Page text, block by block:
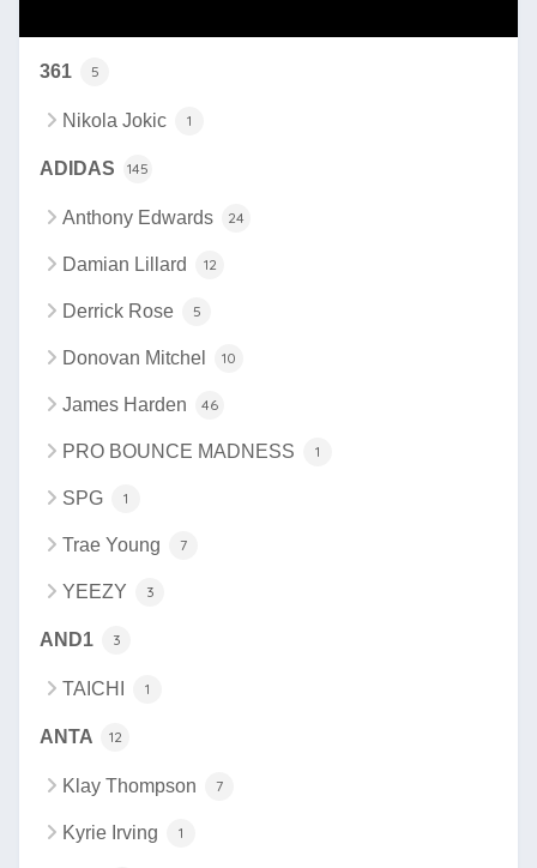
361 5
Nikola Jokic 1
ADIDAS 145
Anthony Edwards 24
Damian Lillard 12
Derrick Rose 5
Donovan Mitchel 10
James Harden 46
PRO BOUNCE MADNESS 1
SPG 1
Trae Young 7
YEEZY 3
AND1 3
TAICHI 1
ANTA 12
Klay Thompson 7
Kyrie Irving 1